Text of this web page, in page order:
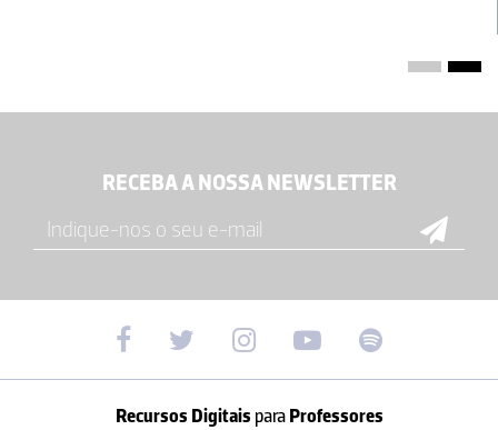
RECEBA A NOSSA NEWSLETTER
Recursos Digitais paraProfessores